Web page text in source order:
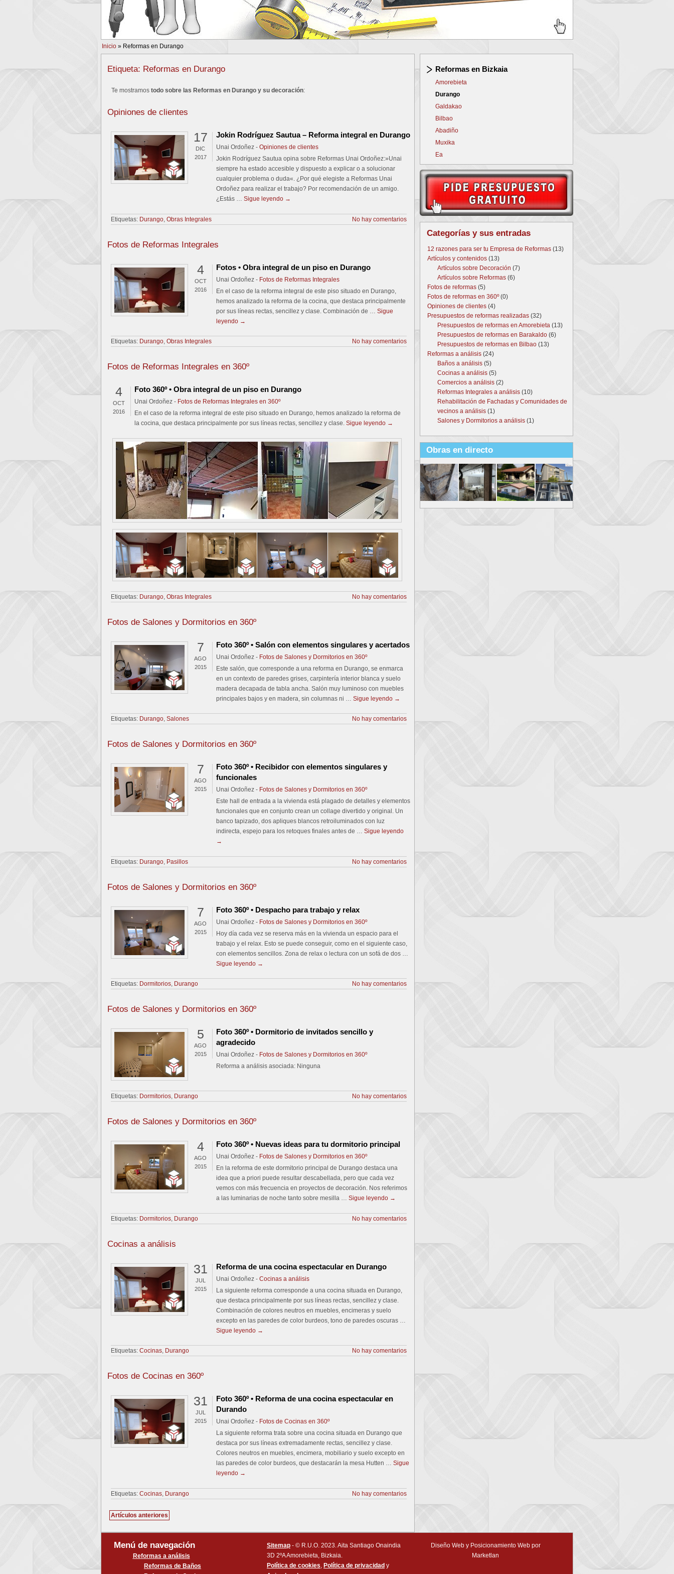
Inicio » Reformas en Durango
Etiqueta: Reformas en Durango
Te mostramos todo sobre las Reformas en Durango y su decoración:
Opiniones de clientes
17
DIC
2017
Jokin Rodríguez Sautua – Reforma integral en Durango
Unai Ordoñez - Opiniones de clientes
Jokin Rodríguez Sautua opina sobre Reformas Unai Ordoñez:»Unai
siempre ha estado accesible y dispuesto a explicar o a solucionar
cualquier problema o duda«. ¿Por qué elegiste a Reformas Unai
Ordoñez para realizar el trabajo? Por recomendación de un amigo.
¿Estás … Sigue leyendo →
Etiquetas: Durango Obras Integrales No hay comentarios
Fotos de Reformas Integrales
4
OCT
2016
Fotos • Obra integral de un piso en Durango
Unai Ordoñez - Fotos de Reformas Integrales
En el caso de la reforma integral de este piso situado en Durango,
hemos analizado la reforma de la cocina, que destaca principalmente
por sus líneas rectas, sencillez y clase. Combinación de … Sigue
leyendo →
Etiquetas: Durango, Obras Integrales No hay comentarios
Fotos de Reformas Integrales en 360º
4
OCT
2016
Foto 360º • Obra integral de un piso en Durango
Unai Ordoñez - Fotos de Reformas Integrales en 360º
En el caso de la reforma integral de este piso situado en Durango, hemos analizado la reforma de
la cocina, que destaca principalmente por sus líneas rectas, sencillez y clase. Sigue leyendo →
Etiquetas: Durango Obras Integrales No hay comentarios
Fotos de Salones y Dormitorios en 360º
7
AGO
2015
Foto 360º • Salón con elementos singulares y acertados
Unai Ordoñez - Fotos de Salones y Dormitorios en 360º
Este salón, que corresponde a una reforma en Durango, se enmarca
en un contexto de paredes grises, carpintería interior blanca y suelo
madera decapada de tabla ancha. Salón muy luminoso con muebles
principales bajos y en madera, sin columnas ni … Sigue leyendo →
Etiquetas: Durango, Salones No hay comentarios
Fotos de Salones y Dormitorios en 360º
7
AGO
2015
Foto 360º • Recibidor con elementos singulares y
funcionales
Unai Ordoñez - Fotos de Salones y Dormitorios en 360º
Este hall de entrada a la vivienda está plagado de detalles y elementos
funcionales que en conjunto crean un collage divertido y original. Un
banco tapizado, dos apliques blancos retroiluminados con luz
indirecta, espejo para los retoques finales antes de … Sigue leyendo
→
Etiquetas: Durango Pasillos No hay comentarios
Fotos de Salones y Dormitorios en 360º
7
AGO
2015
Foto 360º • Despacho para trabajo y relax
Unai Ordoñez - Fotos de Salones y Dormitorios en 360º
Hoy día cada vez se reserva más en la vivienda un espacio para el
trabajo y el relax. Esto se puede conseguir, como en el siguiente caso,
con elementos sencillos. Zona de relax o lectura con un sofá de dos …
Sigue leyendo →
Etiquetas: Dormitorios, Durango No hay comentarios
Fotos de Salones y Dormitorios en 360º
5
AGO
2015
Foto 360º • Dormitorio de invitados sencillo y
agradecido
Unai Ordoñez - Fotos de Salones y Dormitorios en 360º
Reforma a análisis asociada: Ninguna
Etiquetas: Dormitorios, Durango No hay comentarios
Fotos de Salones y Dormitorios en 360º
4
AGO
2015
Foto 360º • Nuevas ideas para tu dormitorio principal
Unai Ordoñez - Fotos de Salones y Dormitorios en 360º
En la reforma de este dormitorio principal de Durango destaca una
idea que a priori puede resultar descabellada, pero que cada vez
vemos con más frecuencia en proyectos de decoración. Nos referimos
a las luminarias de noche tanto sobre mesilla … Sigue leyendo →
Etiquetas: Dormitorios Durango No hay comentarios
Cocinas a análisis
31
JUL
2015
Reforma de una cocina espectacular en Durango
Unai Ordoñez - Cocinas a análisis
La siguiente reforma corresponde a una cocina situada en Durango,
que destaca principalmente por sus líneas rectas, sencillez y clase.
Combinación de colores neutros en muebles, encimeras y suelo
excepto en las paredes de color burdeos, tono de paredes oscuras …
Sigue leyendo →
Etiquetas: Cocinas, Durango No hay comentarios
Fotos de Cocinas en 360º
31
JUL
2015
Foto 360º • Reforma de una cocina espectacular en
Durando
Unai Ordoñez - Fotos de Cocinas en 360º
La siguiente reforma trata sobre una cocina situada en Durango que
destaca por sus líneas extremadamente rectas, sencillez y clase.
Colores neutros en muebles, encimera, mobiliario y suelo excepto en
las paredes de color burdeos, que destacarán la mesa Hutten … Sigue
leyendo →
Etiquetas: Cocinas Durango No hay comentarios
Navegación
entradas
Artículos anteriores
Reformas en Bizkaia
Amorebieta
Durango
Galdakao
Bilbao
Abadiño
Muxika
Ea
Categorías y sus entradas
12 razones para ser tu Empresa de Reformas (13)
Artículos y contenidos (13)
Artículos sobre Decoración (7)
Artículos sobre Reformas (6)
Fotos de reformas (5)
Fotos de reformas en 360º(0)
Opiniones de clientes (4)
Presupuestos de reformas realizadas (32)
Presupuestos de reformas en Amorebieta (13)
Presupuestos de reformas en Barakaldo (6)
Presupuestos de reformas en Bilbao (13)
Reformas a análisis (24)
Baños a análisis (5)
Cocinas a análisis (5)
Comercios a análisis (2)
Reformas Integrales a análisis (10)
Rehabilitación de Fachadas y Comunidades de
vecinos a análisis (1)
Salones y Dormitorios a análisis (1)
Obras en directo
Menú de navegación
Reformas a análisis
Reformas de Baños
Sitemap - © R.U.O. 2023. Aita Santiago Onaindia
3D 2ºA Amorebieta, Bizkaia.
Política de cookies Política de privacidad y
Diseño Web y Posicionamiento Web por
Marketlan